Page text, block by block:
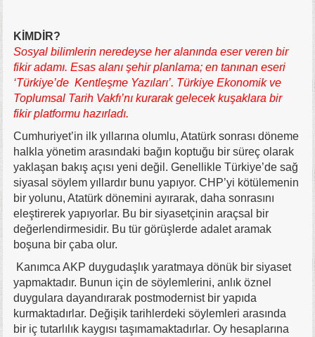
KİMDİR?
Sosyal bilimlerin neredeyse her alanında eser veren bir
fikir adamı. Esas alanı şehir planlama; en tanınan eseri
‘Türkiye’de Kentleşme Yazıları’. Türkiye Ekonomik ve
Toplumsal Tarih Vakfı’nı kurarak gelecek kuşaklara bir
fikir platformu hazırladı.
Cumhuriyet’in ilk yıllarına olumlu, Atatürk sonrası döneme
halkla yönetim arasındaki bağın koptuğu bir süreç olarak
yaklaşan bakış açısı yeni değil. Genellikle Türkiye’de sağ
siyasal söylem yıllardır bunu yapıyor. CHP’yi kötülemenin
bir yolunu, Atatürk dönemini ayırarak, daha sonrasını
eleştirerek yapıyorlar. Bu bir siyasetçinin araçsal bir
değerlendirmesidir. Bu tür görüşlerde adalet aramak
boşuna bir çaba olur.
Kanımca AKP duygudaşlık yaratmaya dönük bir siyaset
yapmaktadır. Bunun için de söylemlerini, anlık öznel
duygulara dayandırarak postmodernist bir yapıda
kurmaktadırlar. Değişik tarihlerdeki söylemleri arasında
bir iç tutarlılık kaygısı taşımamaktadırlar. Oy hesaplarına